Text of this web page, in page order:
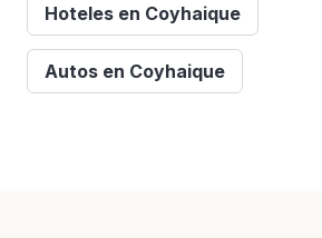
Hoteles en Coyhaique
Autos en Coyhaique